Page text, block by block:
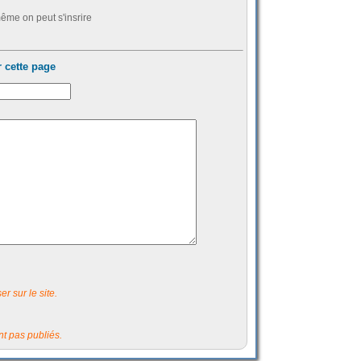
on peut s'insrire
page
sur le site.
pas publiés.